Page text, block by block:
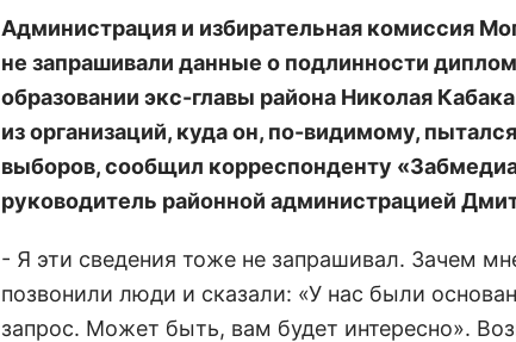
Администрация и избирательная комиссия
не запрашивали данные о подлинности
образовании экс-главы района Николая
из организаций, куда он, по-видимому,
выборов, сообщил корреспонденту
руководитель районной администрацией
- Я эти сведения тоже не запрашивал. Зачем
позвонили люди и сказали: «У нас были
запрос. Может быть, вам будет интересно».